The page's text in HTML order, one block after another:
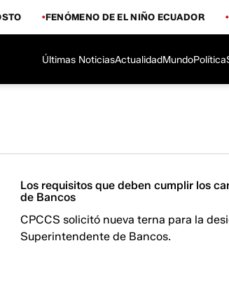
FENÓMENO DE EL NIÑO ECUADOR
Últimas NoticiasActualidadMundoPolítica
Los requisitos que deben cumplir los
de Bancos
CPCCS solicitó nueva terna para la
Superintendente de Bancos.